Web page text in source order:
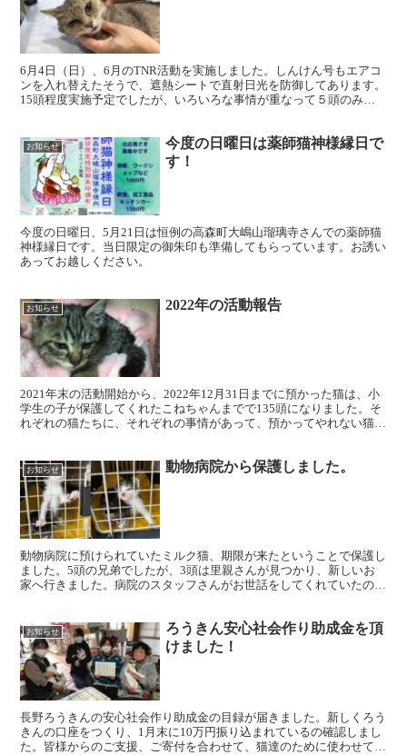
6月4日（日）、6月のTNR活動を実施しました。しんけん号もエアコ
ンを入れ替えたそうで、遮熱シートで直射日光を防御してあります。
15頭程度実施予定でしたが、いろいろな事情が重なって５頭のみ手
お知らせ
今度の日曜日は薬師猫神様縁日で
す！
今度の日曜日、5月21日は恒例の高森町大嶋山瑠璃寺さんでの薬師猫
神様縁日です。当日限定の御朱印も準備してもらっています。お誘い
あってお越しください。
お知らせ 2022年の活動報告
2021年末の活動開始から、2022年12月31日までに預かった猫は、小
学生の子が保護してくれたこねちゃんまでで135頭になりました。そ
れぞれの猫たちに、それぞれの事情があって、預かってやれない猫た
お知らせ 動物病院から保護しました。
動物病院に預けられていたミルク猫、期限が来たということで保護し
ました。5頭の兄弟でしたが、3頭は里親さんが見つかり、新しいお
家へ行きました。病院のスタッフさんがお世話をしてくれていたのを
お知らせ
ろうきん安心社会作り助成金を頂
けました！
長野ろうきんの安心社会作り助成金の目録が届きました。新しくろう
きんの口座をつくり、1月末に10万円振り込まれているの確認しまし
た。皆様からのご支援、ご寄付を合わせて、猫達のために使わせても